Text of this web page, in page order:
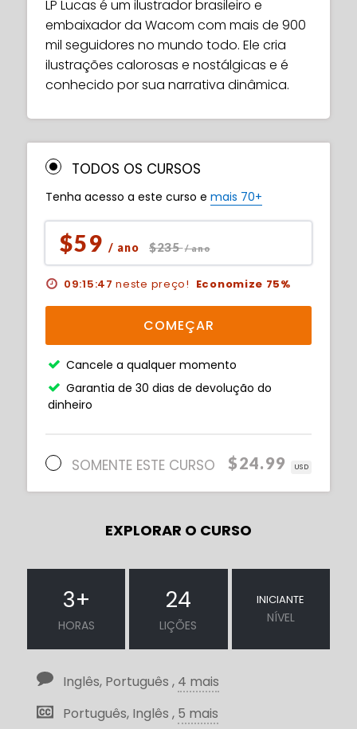
LP Lucas é um ilustrador brasileiro e
embaixador da Wacom com mais de 900
mil seguidores no mundo todo. Ele cria
ilustrações calorosas e nostálgicas e é
conhecido por sua narrativa dinâmica.
TODOS OS CURSOS
Tenha acesso a este curso e mais 70+
$59 / ano $235/ ano
09:15:46 neste preço! Economize 75%
COMEÇAR
Cancele a qualquer momento
Garantia de 30 dias de devolução do
dinheiro
SOMENTE ESTE CURSO $24.99 USD
EXPLORAR O CURSO
3+
HORAS
24
LIÇÕES
INICIANTE
NÍVEL
Inglês, Português , 4 mais
Português, Inglês , 5 mais